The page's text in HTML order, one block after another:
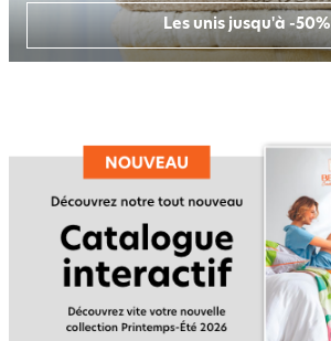
Les unis jusqu'à -50%